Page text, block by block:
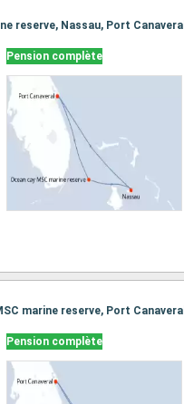
reserve, Nassau, Port Canaveral
Pension complète
marine reserve, Port Canaveral
Pension complète